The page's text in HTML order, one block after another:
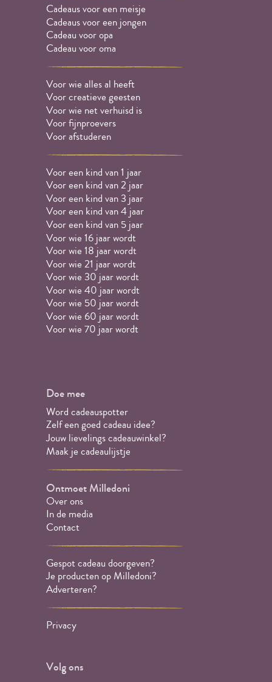
Cadeaus voor een meisje
Cadeaus voor een jongen
Cadeau voor opa
Cadeau voor oma
Voor wie alles al heeft
Voor creatieve geesten
Voor wie net verhuisd is
Voor fijnproevers
Voor afstuderen
Voor een kind van 1 jaar
Voor een kind van 2 jaar
Voor een kind van 3 jaar
Voor een kind van 4 jaar
Voor een kind van 5 jaar
Voor wie 16 jaar wordt
Voor wie 18 jaar wordt
Voor wie 21 jaar wordt
Voor wie 30 jaar wordt
Voor wie 40 jaar wordt
Voor wie 50 jaar wordt
Voor wie 60 jaar wordt
Voor wie 70 jaar wordt
Doe mee
Word cadeauspotter
Zelf een goed cadeau idee?
Jouw lievelings cadeauwinkel?
Maak je cadeaulijstje
Ontmoet Milledoni
Over ons
In de media
Contact
Gespot cadeau doorgeven?
Je producten op Milledoni?
Adverteren?
Privacy
Volg ons